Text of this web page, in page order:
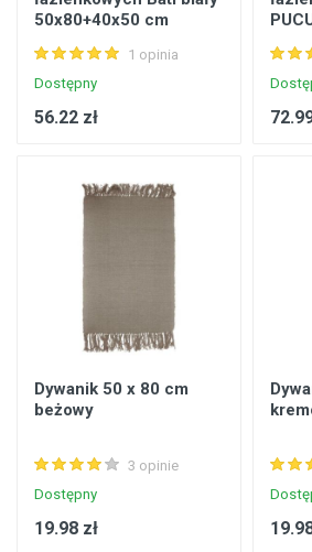
50x80+40x50 cm
1 opinia
Dostępny
56.22 zł
Dywanik 50 x 80 cm
beżowy
3 opinie
Dostępny
19.98 zł